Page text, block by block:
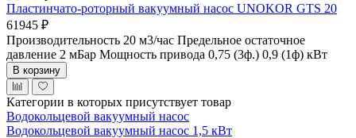
Пластинчато-роторный вакуумный насос UNOKOR GTS 20
61945 ₽
Производительность 20 м3/час Предельное остаточное
давление 2 мБар Мощность привода 0,75 (3ф.) 0,9 (1ф) кВт
В корзину
Категории в которых присутствует товар
Водокольцевой вакуумный насос
Водокольцевой вакуумный насос 1,5 кВт